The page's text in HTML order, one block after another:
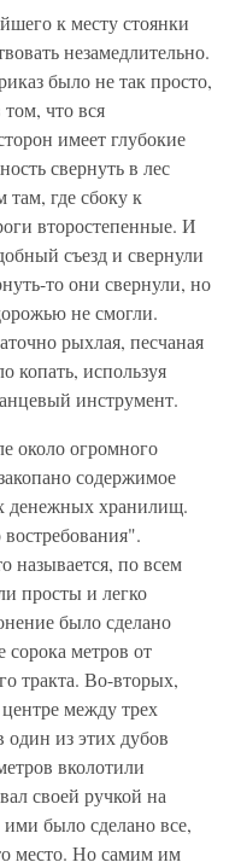
к месту стоянки
незамедлительно.
было не так просто,
что вся
имеет глубокие
свернуть в лес
там, где сбоку к
второстепенные. И
съезд и свернули
то они свернули, но
не смогли.
рыхлая, песчаная
копать, используя
инструмент.
около огромного
содержимое
денежных хранилищ.
называется, по всем
просты и легко
было сделано
сорока метров от
тракта. Во-вторых,
между трех
из этих дубов
вколотили
своей ручкой на
было сделано все,
место. Но самим им